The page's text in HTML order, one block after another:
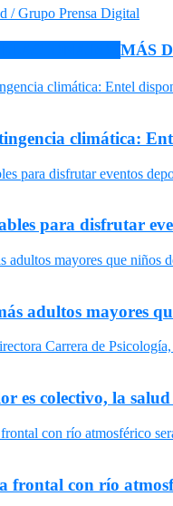
/ Grupo Prensa Digital
MÁS
climática:
para disfrutar
adultos mayores
es colectivo, la
frontal con río